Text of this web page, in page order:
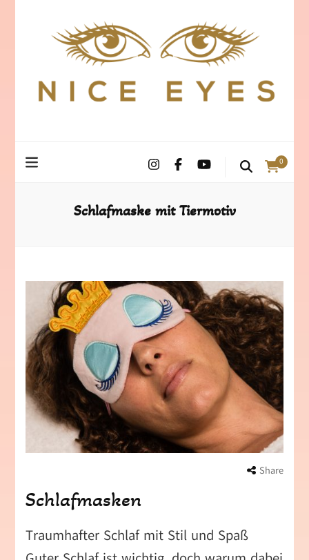
0
Schlafmaske mit Tiermotiv
Share
Schlafmasken
Traumhafter Schlaf mit Stil und Spaß